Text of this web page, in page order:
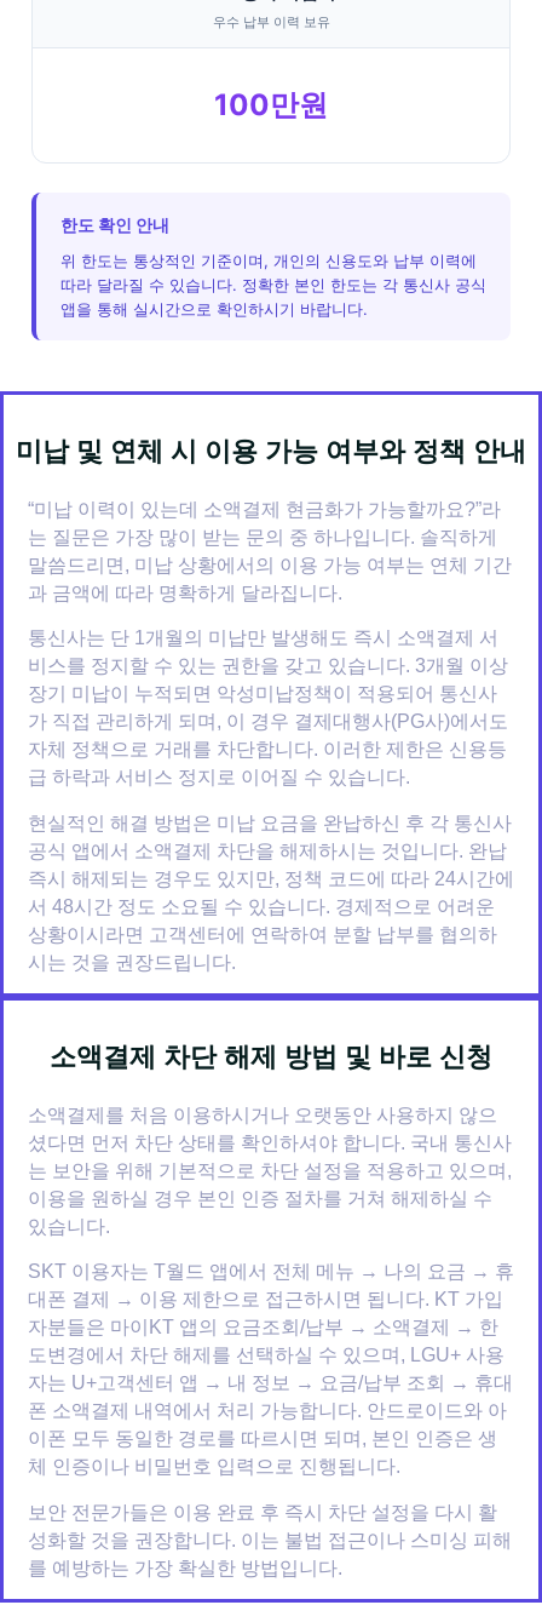
우수 납부 이력 보유
100만원
한도 확인 안내
위 한도는 통상적인 기준이며, 개인의 신용도와 납부 이력에
따라 달라질 수 있습니다. 정확한 본인 한도는 각 통신사 공식
앱을 통해 실시간으로 확인하시기 바랍니다.
미납 및 연체 시 이용 가능 여부와 정책 안내
“미납 이력이 있는데 소액결제 현금화가 가능할까요?”라
는 질문은 가장 많이 받는 문의 중 하나입니다. 솔직하게
말씀드리면, 미납 상황에서의 이용 가능 여부는 연체 기간
과 금액에 따라 명확하게 달라집니다.
통신사는 단 1개월의 미납만 발생해도 즉시 소액결제 서
비스를 정지할 수 있는 권한을 갖고 있습니다. 3개월 이상
장기 미납이 누적되면 악성미납정책이 적용되어 통신사
가 직접 관리하게 되며, 이 경우 결제대행사(PG사)에서도
자체 정책으로 거래를 차단합니다. 이러한 제한은 신용등
급 하락과 서비스 정지로 이어질 수 있습니다.
현실적인 해결 방법은 미납 요금을 완납하신 후 각 통신사
공식 앱에서 소액결제 차단을 해제하시는 것입니다. 완납
즉시 해제되는 경우도 있지만, 정책 코드에 따라 24시간에
서 48시간 정도 소요될 수 있습니다. 경제적으로 어려운
상황이시라면 고객센터에 연락하여 분할 납부를 협의하
시는 것을 권장드립니다.
소액결제 차단 해제 방법 및 바로 신청
소액결제를 처음 이용하시거나 오랫동안 사용하지 않으
셨다면 먼저 차단 상태를 확인하셔야 합니다. 국내 통신사
는 보안을 위해 기본적으로 차단 설정을 적용하고 있으며,
이용을 원하실 경우 본인 인증 절차를 거쳐 해제하실 수
있습니다.
SKT 이용자는 T월드 앱에서 전체 메뉴 → 나의 요금 → 휴
대폰 결제 → 이용 제한으로 접근하시면 됩니다. KT 가입
자분들은 마이KT 앱의 요금조회/납부 → 소액결제 → 한
도변경에서 차단 해제를 선택하실 수 있으며, LGU+ 사용
자는 U+고객센터 앱 → 내 정보 → 요금/납부 조회 → 휴대
폰 소액결제 내역에서 처리 가능합니다. 안드로이드와 아
이폰 모두 동일한 경로를 따르시면 되며, 본인 인증은 생
체 인증이나 비밀번호 입력으로 진행됩니다.
보안 전문가들은 이용 완료 후 즉시 차단 설정을 다시 활
성화할 것을 권장합니다. 이는 불법 접근이나 스미싱 피해
를 예방하는 가장 확실한 방법입니다.